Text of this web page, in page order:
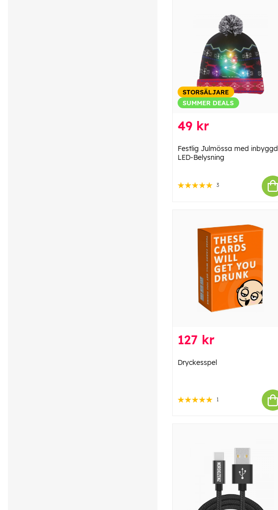
STORSÄLJARE
SUMMER DEALS
49 kr
Festlig Julmössa med inbyggd
LED-Belysning
3
127 kr
Dryckesspel
1